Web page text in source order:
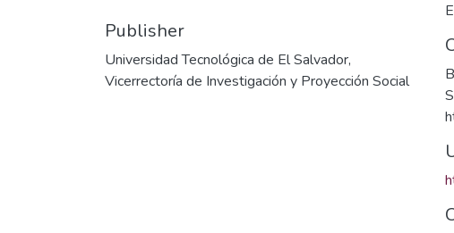
Publisher
Universidad Tecnológica de El Salvador,
Vicerrectoría de Investigación y Proyección Social